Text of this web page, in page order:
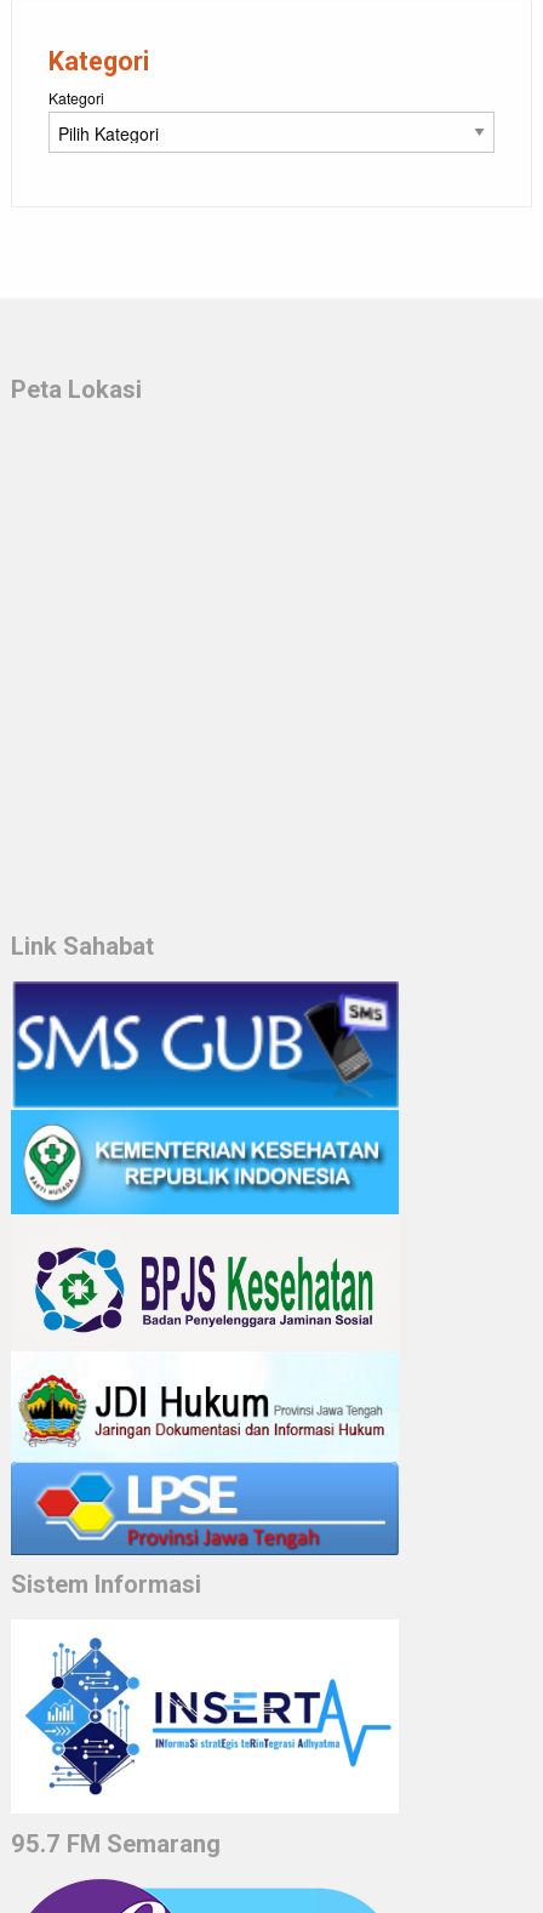
Kategori
Kategori
Peta Lokasi
Link Sahabat
Sistem Informasi
95.7 FM Semarang